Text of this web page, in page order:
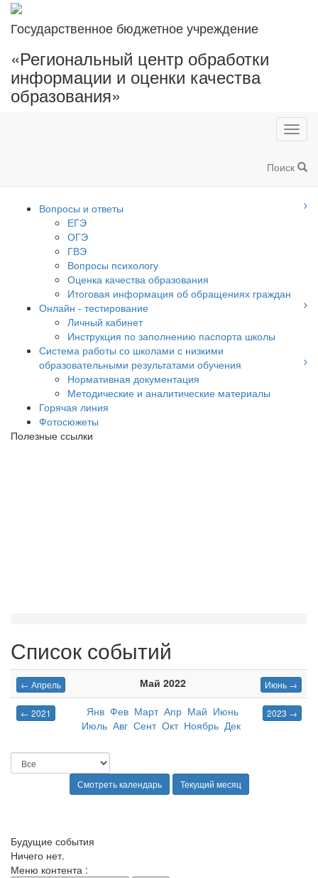
Государственное бюджетное учреждение
«Региональный центр обработки
информации и оценки качества
образования»
Поиск
Вопросы и ответы
ЕГЭ
ОГЭ
ГВЭ
Вопросы психологу
Оценка качества образования
Итоговая информация об обращениях граждан
Онлайн - тестирование
Личный кабинет
Инструкция по заполнению паспорта школы
Система работы со школами с низкими
образовательными результатами обучения
Нормативная документация
Методические и аналитические материалы
Горячая линия
Фотосюжеты
Полезные ссылки
Список событий
← Апрель Май 2022 Июнь →
← 2021 Янв Фев Март Апр Май Июнь
Июль Авг Сент Окт Ноябрь Дек
2023 →
Будущие события
Ничего нет.
Меню контента :